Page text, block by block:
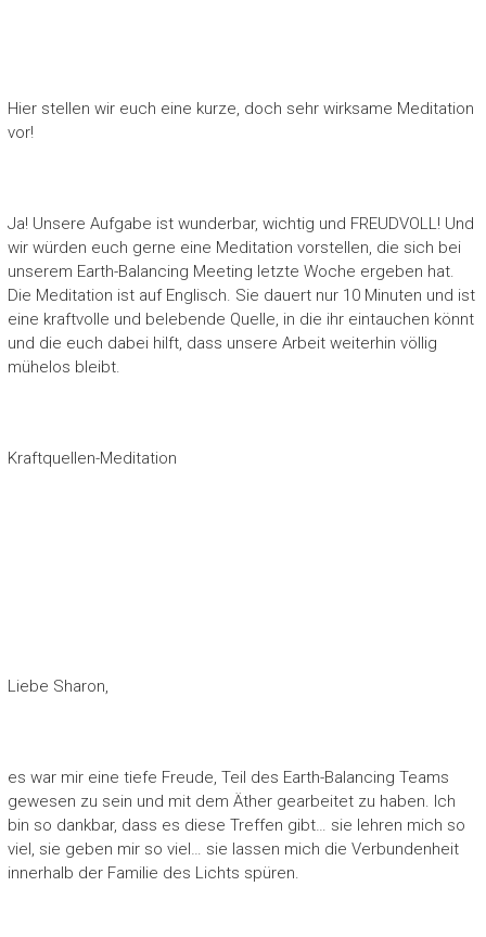
Hier stellen wir euch eine kurze, doch sehr wirksame Meditation
vor!
Ja! Unsere Aufgabe ist wunderbar, wichtig und FREUDVOLL! Und
wir würden euch gerne eine Meditation vorstellen, die sich bei
unserem Earth-Balancing Meeting letzte Woche ergeben hat.
Die Meditation ist auf Englisch. Sie dauert nur 10 Minuten und ist
eine kraftvolle und belebende Quelle, in die ihr eintauchen könnt
und die euch dabei hilft, dass unsere Arbeit weiterhin völlig
mühelos bleibt.
Kraftquellen-Meditation
Liebe Sharon,
es war mir eine tiefe Freude, Teil des Earth-Balancing Teams
gewesen zu sein und mit dem Äther gearbeitet zu haben. Ich
bin so dankbar, dass es diese Treffen gibt… sie lehren mich so
viel, sie geben mir so viel… sie lassen mich die Verbundenheit
innerhalb der Familie des Lichts spüren.